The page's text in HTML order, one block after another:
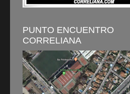
PUNTO ENCUENTRO
CORRELIANA